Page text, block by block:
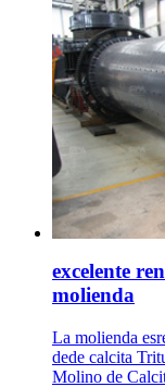
excelente
molienda
La molienda
dede calcita
Molino de